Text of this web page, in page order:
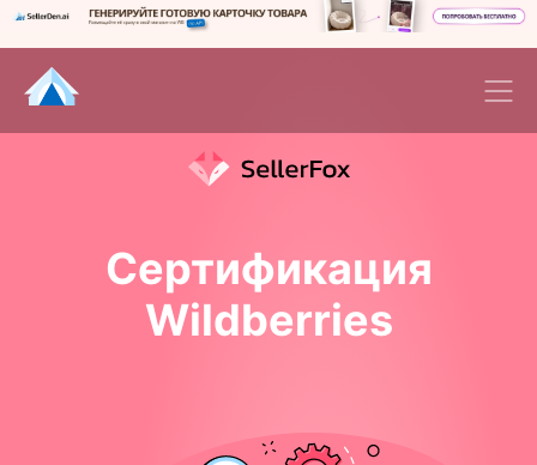
Сертификация
Wildberries